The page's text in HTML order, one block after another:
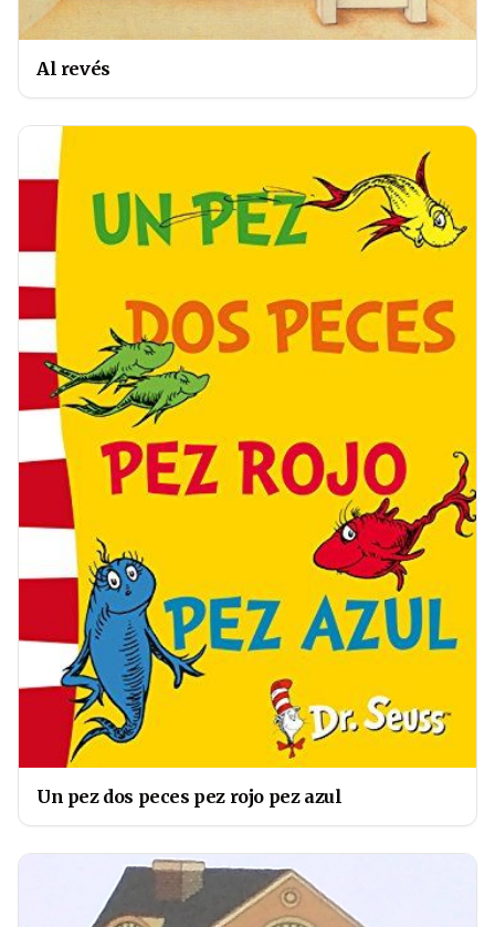
Al revés
Un pez dos peces pez rojo pez azul